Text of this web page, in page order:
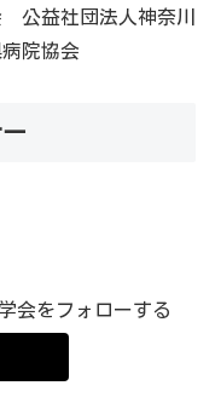
益社団法人神奈川
院協会
会をフォローする